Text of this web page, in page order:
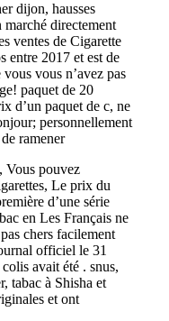
dijon, hausses
directement
ventes de Cigarette
entre 2017 et est de
vous n’avez pas
paquet de 20
d’un paquet de c, ne
personnellement
ramener
Vous pouvez
Le prix du
d’une série
en Les Français ne
chers facilement
officiel le 31
avait été . snus,
tabac à Shisha et
et ont